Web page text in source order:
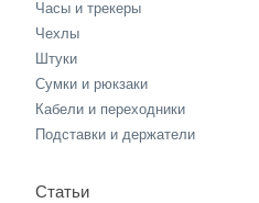
Часы и трекеры
Чехлы
Штуки
Сумки и рюкзаки
Кабели и переходники
Подставки и держатели
Статьи